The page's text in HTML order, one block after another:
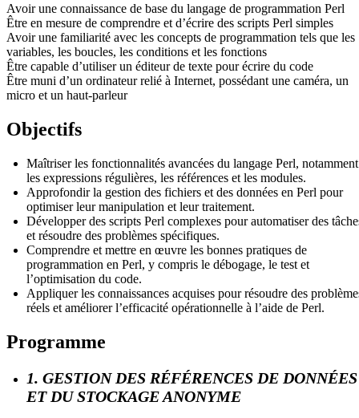
Avoir une connaissance de base du langage de programmation Perl
Être en mesure de comprendre et d’écrire des scripts Perl simples
Avoir une familiarité avec les concepts de programmation tels que les
variables, les boucles, les conditions et les fonctions
Être capable d’utiliser un éditeur de texte pour écrire du code
Être muni d’un ordinateur relié à Internet, possédant une caméra, un
micro et un haut-parleur
Objectifs
Maîtriser les fonctionnalités avancées du langage Perl, notamment
les expressions régulières, les références et les modules.
Approfondir la gestion des fichiers et des données en Perl pour
optimiser leur manipulation et leur traitement.
Développer des scripts Perl complexes pour automatiser des
et résoudre des problèmes spécifiques.
Comprendre et mettre en œuvre les bonnes pratiques de
programmation en Perl, y compris le débogage, le test et
l’optimisation du code.
Appliquer les connaissances acquises pour résoudre des
réels et améliorer l’efficacité opérationnelle à l’aide de Perl.
Programme
1. GESTION DES RÉFÉRENCES DE DONNÉES
ET DU STOCKAGE ANONYME